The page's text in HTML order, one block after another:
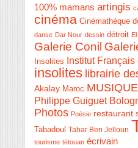
100% mamans artingis
cinéma Cinémathèque
danse Dar Nour dessin détroit
Galerie Conil
Insolites Institut Français
insolites librairie
Akalay Maroc MUSIQUE
Philippe Guiguet
Photos Poésie restaurant
Tabadoul Tahar Ben Jelloun
tourisme tétouan écrivain